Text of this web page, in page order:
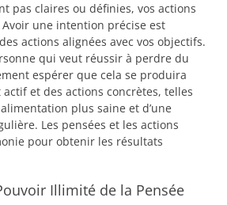
pas claires ou définies, vos actions
une intention précise est
actions alignées avec vos objectifs.
qui veut réussir à perdre du
espérer que cela se produira
et des actions concrètes, telles
plus saine et d’une
Les pensées et les actions
pour obtenir les résultats
Illimité de la Pensée